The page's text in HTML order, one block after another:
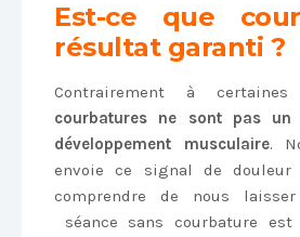
Est-ce que
résultat garanti ?
Contrairement à certaines
courbatures ne sont pas un
développement musculaire.
envoie ce signal de douleur
comprendre de nous
séance sans courbature